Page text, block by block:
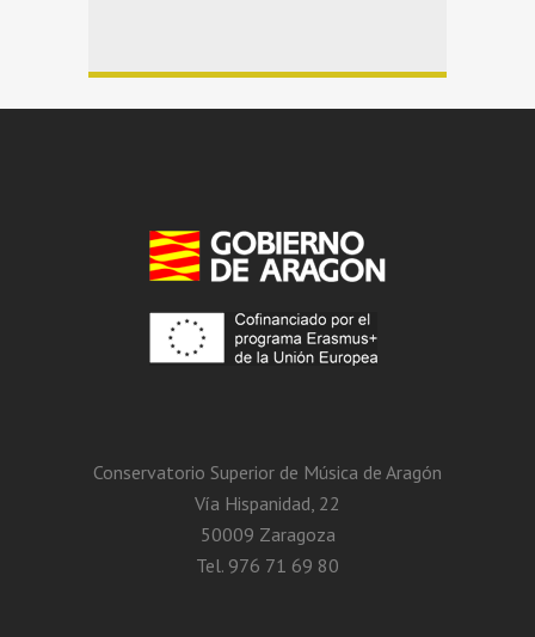
Conservatorio Superior de Música de Aragón
Vía Hispanidad, 22
50009 Zaragoza
Tel. 976 71 69 80